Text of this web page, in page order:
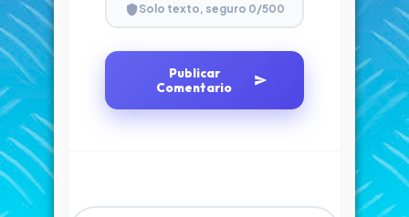
Solo texto, seguro 0/500
Publicar
Comentario